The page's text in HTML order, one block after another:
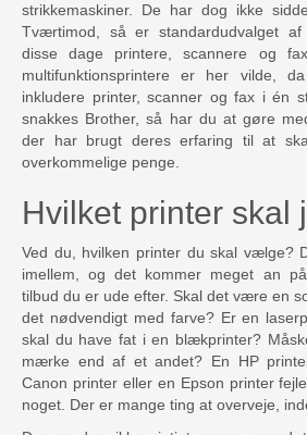
strikkemaskiner. De har dog ikke
Tværtimod, så er standardudvalget
disse dage printere, scannere og
multifunktionsprintere er her vilde,
inkludere printer, scanner og fax i én
snakkes Brother, så har du at gøre
der har brugt deres erfaring til at
overkommelige penge.
Hvilket printer
Ved du, hvilken printer du skal vælge?
imellem, og det kommer meget an
tilbud du er ude efter. Skal det være en
det nødvendigt med farve? Er en
skal du have fat i en blækprinter?
mærke end af et andet? En HP
Canon printer eller en Epson printer
noget. Der er mange ting at overveje,